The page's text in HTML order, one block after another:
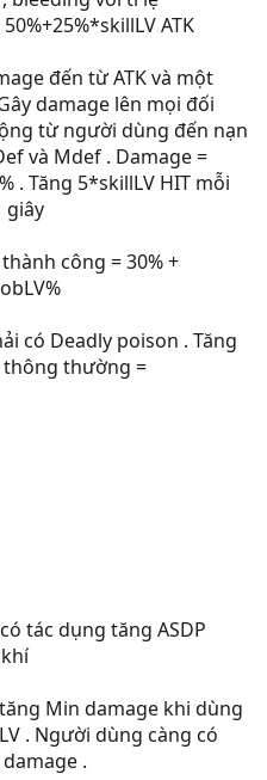
ATK
đến từ ATK và một
damage lên mọi đối
từ người dùng đến nạn
và Mdef . Damage =
. Tăng 5*skillLV HIT mỗi
giây
công = 30% +
có Deadly poison . Tăng
thường =
tác dụng tăng ASDP
Min damage khi dùng
. Người dùng càng có
.